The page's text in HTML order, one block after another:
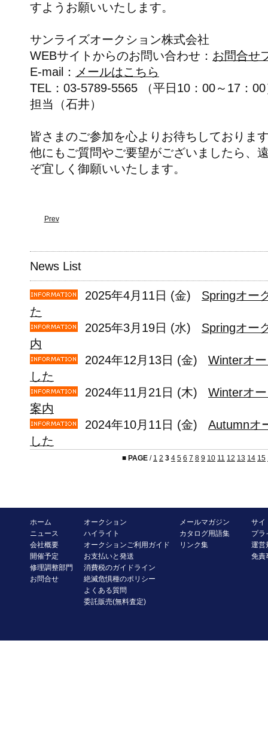
すようお願いいたします。
サンライズオークション株式会社
WEBサイトからのお問い合わせ： お問合せ
E-mail： メールはこちら
TEL：03-5789-5565 （平日10：00～17：00
担当（石井）
皆さまのご参加を心よりお待ちしておりま
他にもご質問やご要望がございましたら、
ぞ宜しく御願いいたします。
Prev
News List
2025年4月11日 (金) Springオー
た
2025年3月19日 (水) Springオー
内
2024年12月13日 (金) Winterオ
した
2024年11月21日 (木) Winterオ
案内
2024年10月11日 (金) Autumnオ
した
■ PAGE / 1 2 3 4 5 6 7 8 9 10 11 12 13 14 15
ホーム
ニュース
会社概要
開催予定
修理調整部門
お問合せ
オークション
ハイライト
オークションご利用ガイド
お支払いと発送
消費税のガイドライン
絶滅危惧種のポリシー
よくある質問
委託販売(無料査定)
メールマガジン
カタログ用語集
リンク集
サイ
プラ
運営
免責